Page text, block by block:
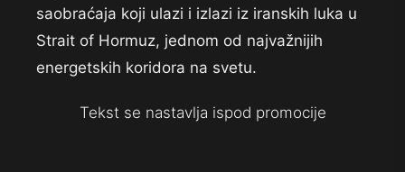
saobraćaja koji ulazi i izlazi iz iranskih luka u
Strait of Hormuz, jednom od najvažnijih
energetskih koridora na svetu.
Tekst se nastavlja ispod promocije